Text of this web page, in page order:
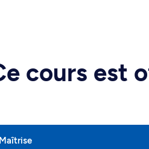
cours est
Maîtrise